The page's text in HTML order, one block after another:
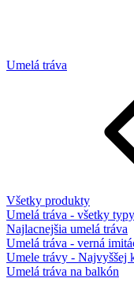
Umelá tráva
Všetky produkty
Umelá tráva - všetky typy
Najlacnejšia umelá tráva
Umelá tráva - verná
Umele trávy - Najvyššej
Umelá tráva na balkón